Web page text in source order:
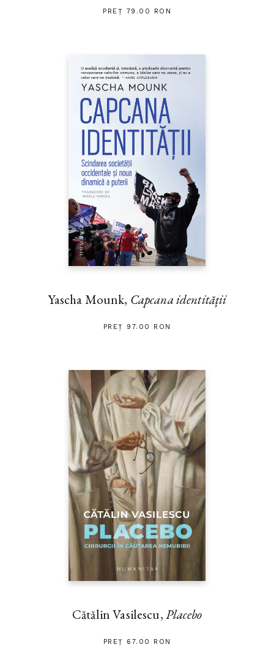
PREȚ 79.00 RON
Yascha Mounk, Capcana identității
PREȚ 97.00 RON
Cătălin Vasilescu,Placebo
PREȚ 67.00 RON